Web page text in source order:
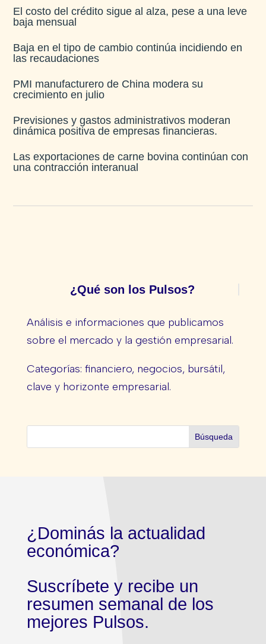
El costo del crédito sigue al alza, pese a una leve
baja mensual​
Baja en el tipo de cambio continúa incidiendo en
las recaudaciones​
PMI manufacturero de China modera su
crecimiento en julio​
Previsiones y gastos administrativos moderan
dinámica positiva de empresas financieras​.
Las exportaciones de carne bovina continúan con
una contracción interanual
¿Qué son los Pulsos?
Análisis e informaciones que publicamos
sobre el mercado y la gestión empresarial.
Categorías: financiero, negocios, bursátil,
clave y horizonte empresarial.
¿Dominás la actualidad
económica?
Suscríbete y recibe un
resumen semanal de los
mejores Pulsos.